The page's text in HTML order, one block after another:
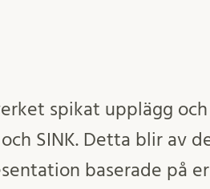
spikat upplägg
SINK. Detta blir av
baserade på